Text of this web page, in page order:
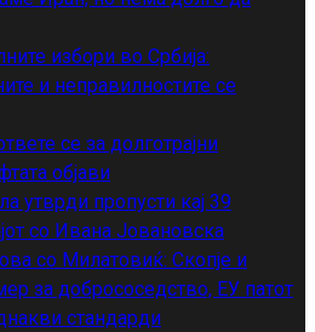
избори во Србија:
и неправилностите се
се за долготрајни
објави
утврди пропусти кај 39
со Ивана Јовановска
со Милатовиќ: Скопје и
за добрососедство, ЕУ патот
стандарди